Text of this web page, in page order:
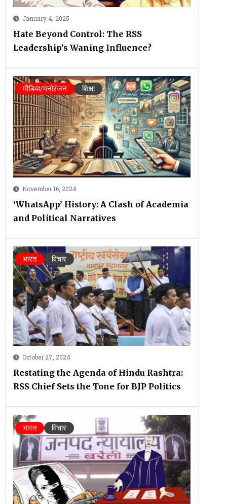
January 4, 2025
Hate Beyond Control: The RSS
Leadership’s Waning Influence?
November 16, 2024
‘WhatsApp’ History: A Clash of Academia
and Political Narratives
मीडिया/मनोरंजन शिक्षा
October 27, 2024
Restating the Agenda of Hindu Rashtra:
RSS Chief Sets the Tone for BJP Politics
भारत विचार
भारत विचार